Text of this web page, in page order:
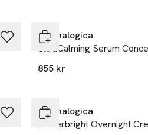
Dermalogica
UltraCalming Serum
855 kr
Dermalogica
Powerbright Overnight